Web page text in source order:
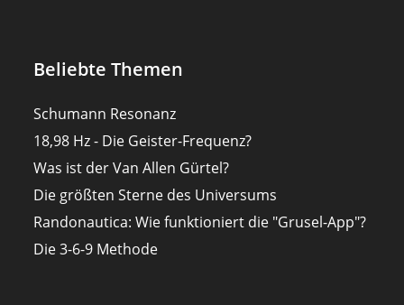
Beliebte Themen
Schumann Resonanz
18,98 Hz - Die Geister-Frequenz?
Was ist der Van Allen Gürtel?
Die größten Sterne des Universums
Randonautica: Wie funktioniert die "Grusel-App"?
Die 3-6-9 Methode